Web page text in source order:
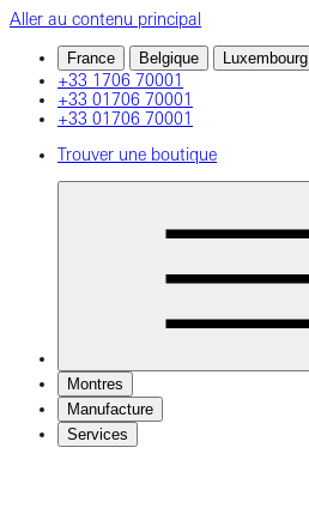
Aller au contenu principal
France Belgique Luxembourg
+33 1706 70001
+33 01706 70001
+33 01706 70001
Trouver une boutique
Montres
Manufacture
Services